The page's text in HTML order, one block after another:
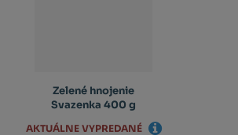
Zelené hnojenie
Svazenka 400 g
AKTUÁLNE VYPREDANÉ